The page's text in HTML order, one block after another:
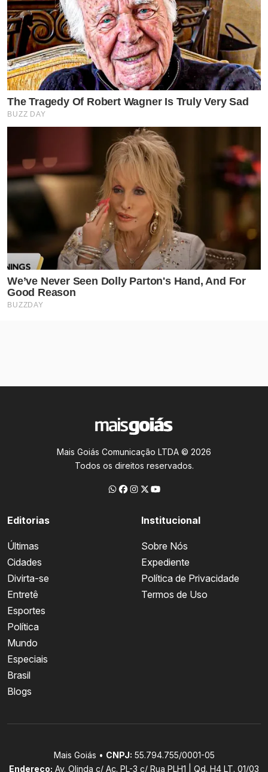
Mais Goiás Comunicação LTDA © 2026
Todos os direitos reservados.
Editorias
Últimas
Cidades
Divirta-se
Entretê
Esportes
Política
Mundo
Especiais
Brasil
Blogs
Institucional
Sobre Nós
Expediente
Política de Privacidade
Termos de Uso
Mais Goiás • CNPJ: 55.794.755/0001-05
Endereço: Av. Olinda c/ Ac. PL-3 c/ Rua PLH1 | Qd. H4 LT. 01/03